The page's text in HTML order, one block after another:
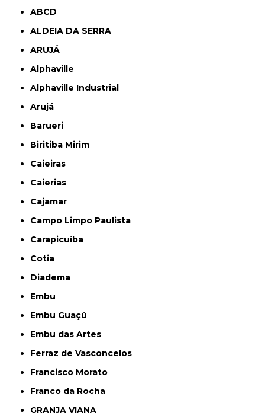
ABCD
ALDEIA DA SERRA
ARUJÁ
Alphaville
Alphaville Industrial
Arujá
Barueri
Biritiba Mirim
Caieiras
Caierias
Cajamar
Campo Limpo Paulista
Carapicuíba
Cotia
Diadema
Embu
Embu Guaçú
Embu das Artes
Ferraz de Vasconcelos
Francisco Morato
Franco da Rocha
GRANJA VIANA